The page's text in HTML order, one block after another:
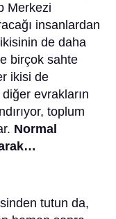
Merkezi
insanlardan
de daha
birçok sahte
ikisi de
evrakların
toplum
Normal
tutun da,